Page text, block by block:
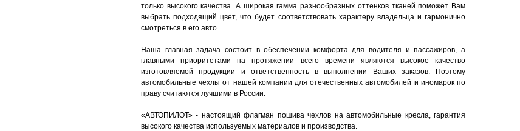
только высокого качества. А широкая гамма разнообразных оттенков тканей поможет Вам
выбрать подходящий цвет, что будет соответствовать характеру владельца и гармонично
смотреться в его авто.
Наша главная задача состоит в обеспечении комфорта для водителя и пассажиров, а
главными приоритетами на протяжении всего времени являются высокое качество
изготовляемой продукции и ответственность в выполнении Ваших заказов. Поэтому
автомобильные чехлы от нашей компании для отечественных автомобилей и иномарок по
праву считаются лучшими в России.
«АВТОПИЛОТ» - настоящий флагман пошива чехлов на автомобильные кресла, гарантия
высокого качества используемых материалов и производства.